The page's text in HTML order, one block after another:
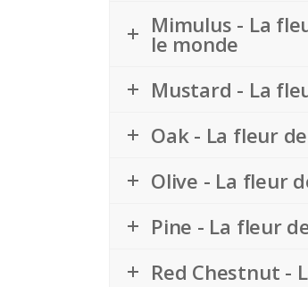
Mimulus - La
le monde
Mustard - La
Oak - La fleur
Olive - La fleur
Pine - La fleur
Red Chestnut -